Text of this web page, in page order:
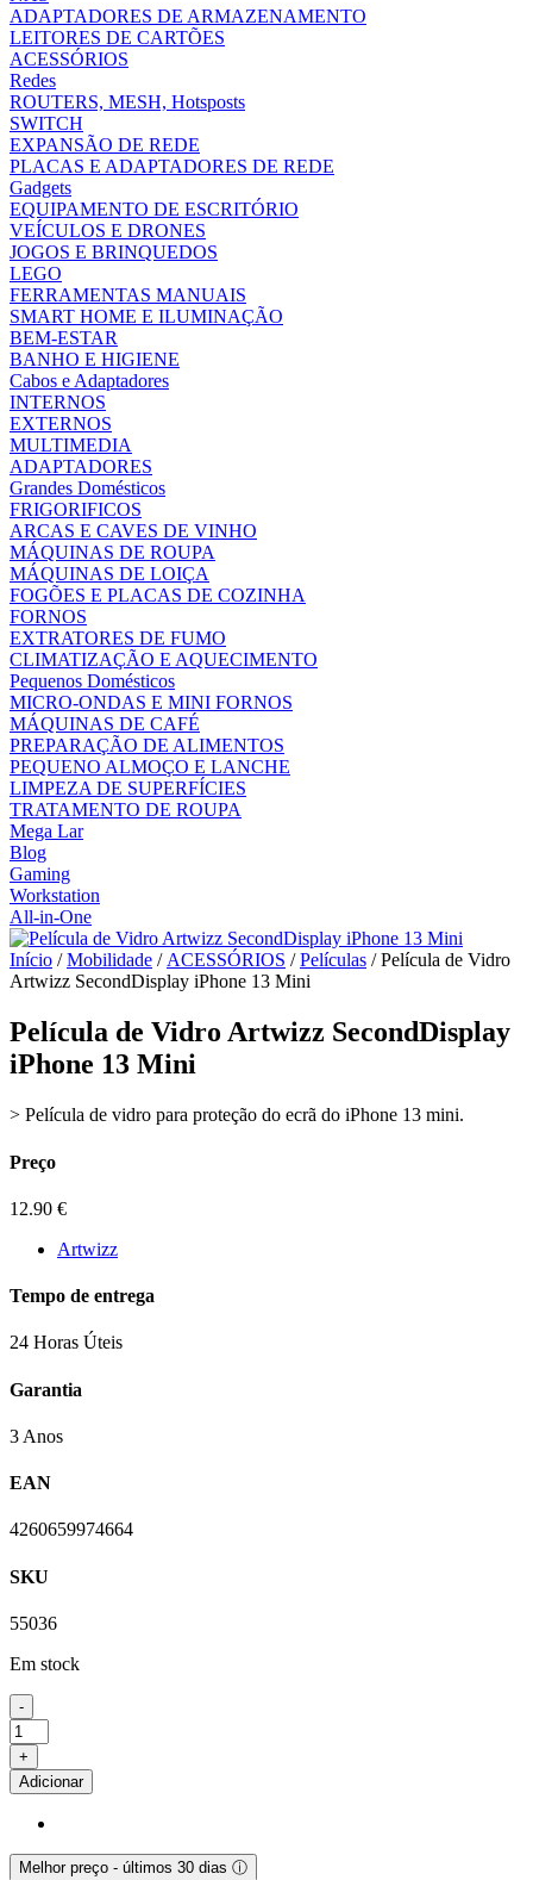
ADAPTADORES DE ARMAZENAMENTO
LEITORES DE CARTÕES
ACESSÓRIOS
Redes
ROUTERS, MESH, Hotsposts
SWITCH
EXPANSÃO DE REDE
PLACAS E ADAPTADORES DE REDE
Gadgets
EQUIPAMENTO DE ESCRITÓRIO
VEÍCULOS E DRONES
JOGOS E BRINQUEDOS
LEGO
FERRAMENTAS MANUAIS
SMART HOME E ILUMINAÇÃO
BEM-ESTAR
BANHO E HIGIENE
Cabos e Adaptadores
INTERNOS
EXTERNOS
MULTIMEDIA
ADAPTADORES
Grandes Domésticos
FRIGORIFICOS
ARCAS E CAVES DE VINHO
MÁQUINAS DE ROUPA
MÁQUINAS DE LOIÇA
FOGÕES E PLACAS DE COZINHA
FORNOS
EXTRATORES DE FUMO
CLIMATIZAÇÃO E AQUECIMENTO
Pequenos Domésticos
MICRO-ONDAS E MINI FORNOS
MÁQUINAS DE CAFÉ
PREPARAÇÃO DE ALIMENTOS
PEQUENO ALMOÇO E LANCHE
LIMPEZA DE SUPERFÍCIES
TRATAMENTO DE ROUPA
Mega Lar
Blog
Gaming
Workstation
All-in-One
Início /Mobilidade /ACESSÓRIOS /Películas / Película de Vidro
Artwizz SecondDisplay iPhone 13 Mini
Película de Vidro Artwizz SecondDisplay
iPhone 13 Mini
> Película de vidro para proteção do ecrã do iPhone 13 mini.
Preço
12.90 €
Artwizz
Tempo de entrega
24 Horas Úteis
Garantia
3 Anos
EAN
4260659974664
SKU
55036
Em stock
-
Quantidade
de
Película
de
SecondDisplay
+
Adicionar
Melhor preço - últimos 30 dias ⓘ